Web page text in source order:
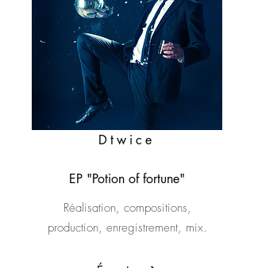
Dtwice
EP "Potion of fortune"
Réalisation, compositions,
production, enregistrement, mix.